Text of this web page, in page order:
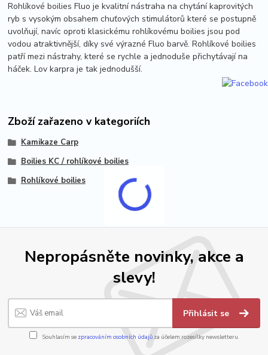
Rohlíkové boilies Fluo je kvalitní nástraha na chytání kaprovitých
ryb s vysokým obsahem chuťových stimulátorů které se postupně
uvolňují, navíc oproti klasickému rohlíkovému boilies jsou pod
vodou atraktivnější, díky své výrazné Fluo barvě. Rohlíkové boilies
patří mezi nástrahy, které se rychle a jednoduše přichytávají na
háček. Lov karpra je tak jednodušší.
Zboží zařazeno v kategoriích
Kamikaze Carp
Boilies KC / rohlíkové boilies
Rohlíkové boilies
Nepropásněte novinky, akce a
slevy!
Přihlásit se
Souhlasím se zpracováním osobních údajůza účelem rozesílky newsletteru.